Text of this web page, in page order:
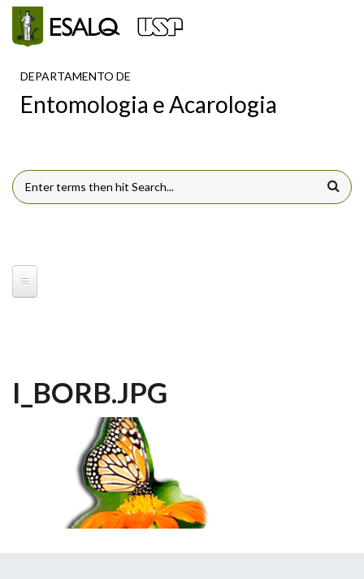
Pular para o conteúdo principal
DEPARTAMENTO DE
Entomologia e Acarologia
FORMULÁRIO DE BUSCA
I_BORB.JPG